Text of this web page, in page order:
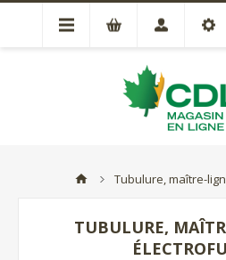
Tubulure, maître-
TUBULURE,